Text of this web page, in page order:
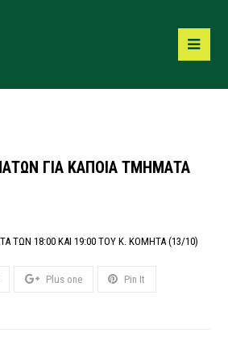
ΓΙΑ ΚΑΠΟΙΑ ΤΜΗΜΑΤΑ
ΤΩΝ 18:00 ΚΑΙ 19:00 ΤΟΥ Κ. ΚΟΜΗΤΑ (13/10)
Plus one Pin It